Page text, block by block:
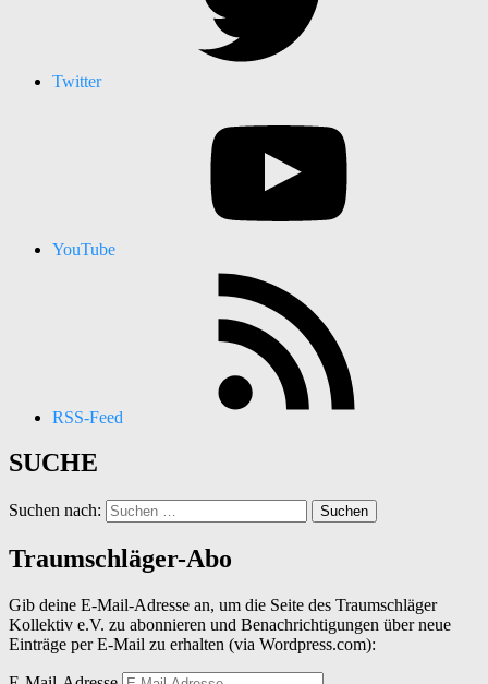
Twitter
YouTube
RSS-Feed
SUCHE
Suchen nach:
Traumschläger-Abo
Gib deine E-Mail-Adresse an, um die Seite des Traumschläger
Kollektiv e.V. zu abonnieren und Benachrichtigungen über neue
Einträge per E-Mail zu erhalten (via Wordpress.com):